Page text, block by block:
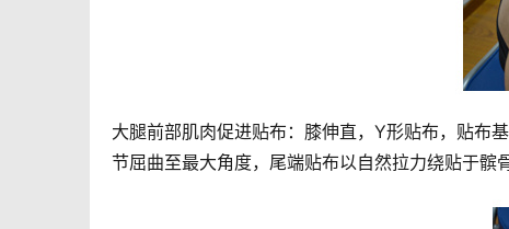
大腿前部肌肉促进贴布：膝伸直，Y形贴布，贴布
节屈曲至最大角度，尾端贴布以自然拉力绕贴于髌